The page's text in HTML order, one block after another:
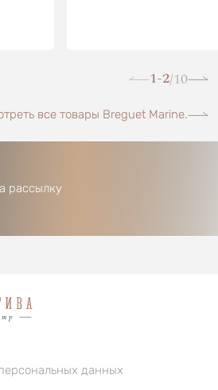
1-2/10
все товары Breguet Marine.
рассылку
данных